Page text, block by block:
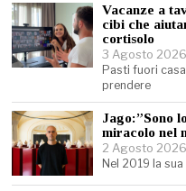
Vacanze a
cibi che
cortisolo
3 Agosto 2026
Pasti fuori
prendere
Jago:”Sono
miracolo nel
2 Agosto 2026
Nel 2019 la